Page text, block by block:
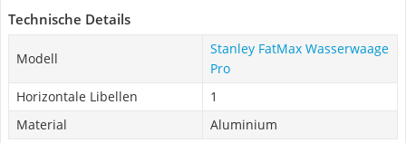
Technische Details
Modell
Stanley FatMax Wasserwaage
Pro
Horizontale Libellen
1
Material
Aluminium